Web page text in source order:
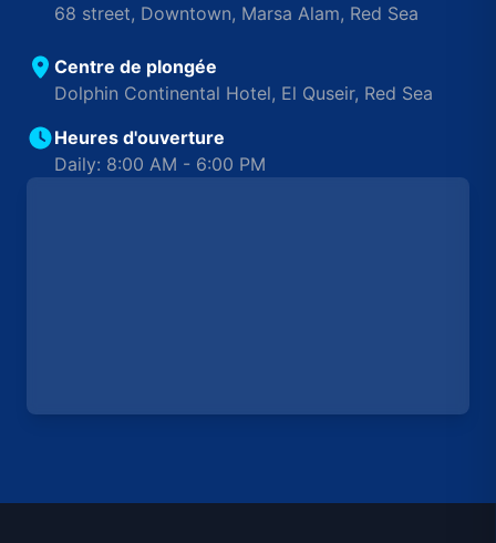
68 street, Downtown, Marsa Alam, Red Sea
Centre de plongée
Dolphin Continental Hotel, El Quseir, Red Sea
Heures d'ouverture
Daily: 8:00 AM - 6:00 PM